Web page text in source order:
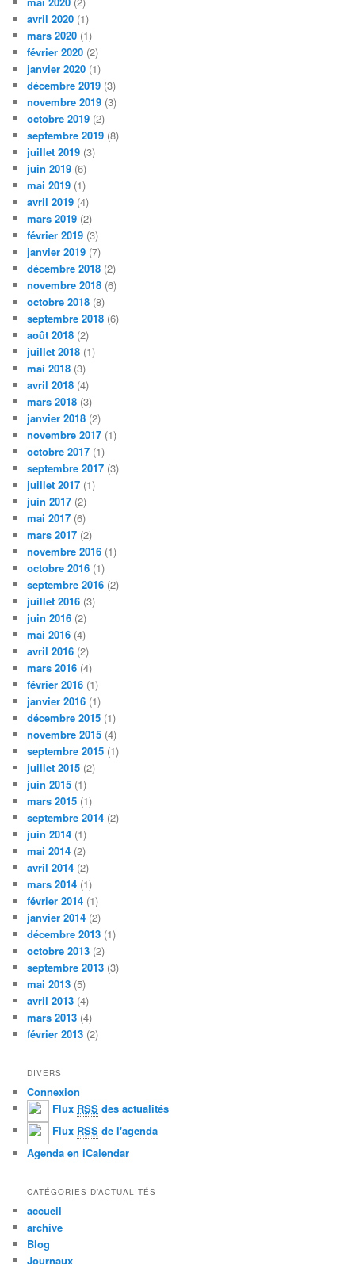
avril 2020 (1)
mars 2020 (1)
février 2020 (2)
janvier 2020 (1)
décembre 2019 (3)
novembre 2019 (3)
octobre 2019 (2)
septembre 2019 (8)
juillet 2019 (3)
juin 2019 (6)
mai 2019 (1)
avril 2019 (4)
mars 2019 (2)
février 2019 (3)
janvier 2019 (7)
décembre 2018 (2)
novembre 2018 (6)
octobre 2018 (8)
septembre 2018 (6)
août 2018 (2)
juillet 2018 (1)
mai 2018 (3)
avril 2018 (4)
mars 2018 (3)
janvier 2018 (2)
novembre 2017 (1)
octobre 2017 (1)
septembre 2017 (3)
juillet 2017 (1)
juin 2017 (2)
mai 2017 (6)
mars 2017 (2)
novembre 2016 (1)
octobre 2016 (1)
septembre 2016 (2)
juillet 2016 (3)
juin 2016 (2)
mai 2016 (4)
avril 2016 (2)
mars 2016 (4)
février 2016 (1)
janvier 2016 (1)
décembre 2015 (1)
novembre 2015 (4)
septembre 2015 (1)
juillet 2015 (2)
juin 2015 (1)
mars 2015 (1)
septembre 2014 (2)
juin 2014 (1)
mai 2014 (2)
avril 2014 (2)
mars 2014 (1)
février 2014 (1)
janvier 2014 (2)
décembre 2013 (1)
octobre 2013 (2)
septembre 2013 (3)
mai 2013 (5)
avril 2013 (4)
mars 2013 (4)
février 2013 (2)
DIVERS
Connexion
Flux RSS des actualités
Flux RSS de l'agenda
Agenda en iCalendar
CATÉGORIES D’ACTUALITÉS
accueil
archive
Blog
Journaux